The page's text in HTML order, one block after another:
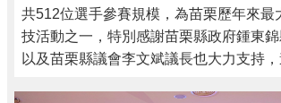
共512位選手參賽規模，為苗栗歷年來最
技活動之一，特別感謝苗栗縣政府鍾東錦
以及苗栗縣議會李文斌議長也大力支持，